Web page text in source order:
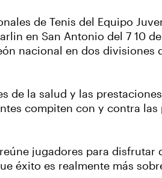
de Tenis del Equipo
en San Antonio del 7 10
nacional en dos divisiones
de la salud y las
compiten con y contra las
jugadores para disfrutar
éxito es realmente más